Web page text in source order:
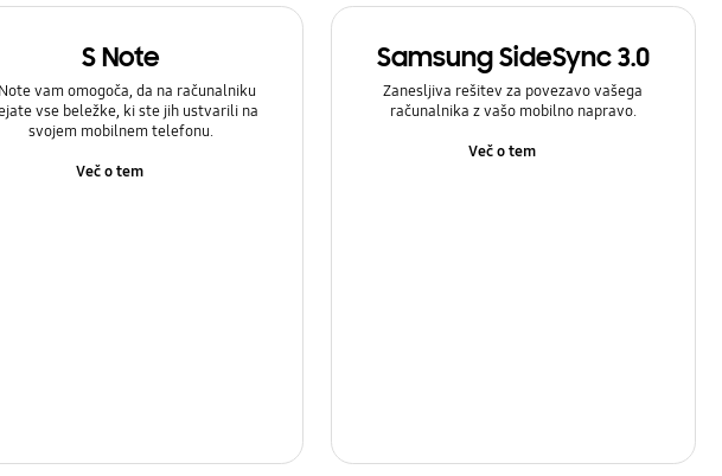
S Note
vam omogoča, da na računalniku
vse beležke, ki ste jih ustvarili na
svojem mobilnem telefonu.
Več o tem
Samsung SideSync 3.0
Zanesljiva rešitev za povezavo vašega
računalnika z vašo mobilno napravo.
Več o tem